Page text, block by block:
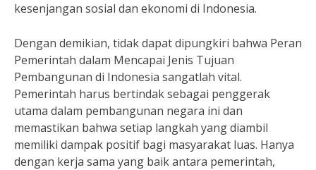
kesenjangan sosial dan ekonomi di Indonesia.
Dengan demikian, tidak dapat dipungkiri bahwa Peran
Pemerintah dalam Mencapai Jenis Tujuan
Pembangunan di Indonesia sangatlah vital.
Pemerintah harus bertindak sebagai penggerak
utama dalam pembangunan negara ini dan
memastikan bahwa setiap langkah yang diambil
memiliki dampak positif bagi masyarakat luas. Hanya
dengan kerja sama yang baik antara pemerintah,